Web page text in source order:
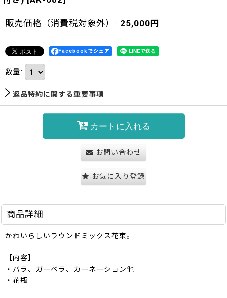
販売価格（消費税対象外） : 25,000 円
Facebookでシェア
数量:
返品特約に関する重要事項
カートに入れる
お問い合わせ
お気に入り登録
商品詳細
かわいらしいラウンドミックス花束。
【内容】
・バラ、ガーベラ、カーネーション他
・花瓶